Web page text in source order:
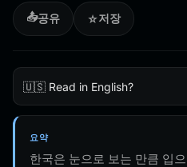
📤공유 ☆저장
🇺🇸 Read in English?
요약
한국은 눈으로 보는 만큼 입